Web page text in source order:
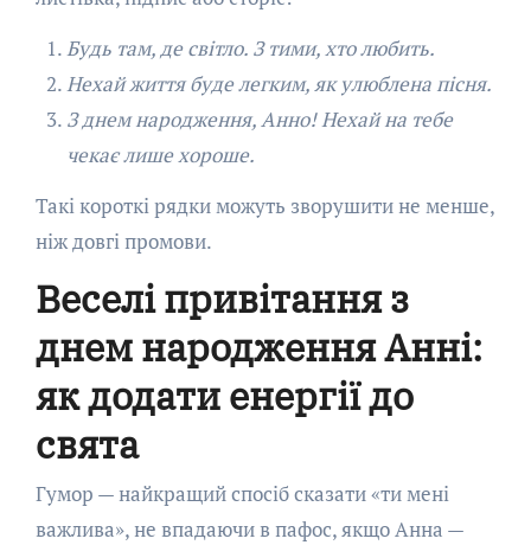
Будь там, де світло. З тими, хто любить.
Нехай життя буде легким, як улюблена пісня.
З днем народження, Анно! Нехай на тебе
чекає лише хороше.
Такі короткі рядки можуть зворушити не менше,
ніж довгі промови.
Веселі привітання з
днем народження Анні:
як додати енергії до
свята
Гумор — найкращий спосіб сказати «ти мені
важлива», не впадаючи в пафос, якщо Анна —